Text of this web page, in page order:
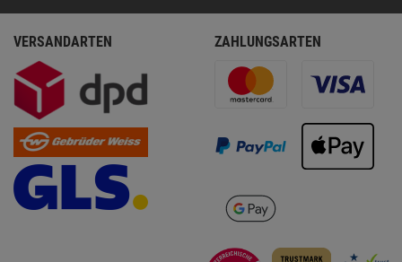
VERSANDARTEN ZAHLUNGSARTEN